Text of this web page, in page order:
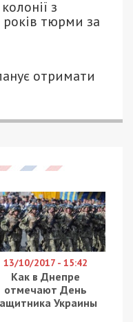
з
тюрми за
отримати
13/10/2017 - 15:42
Как в Днепре
отмечают День
Украины